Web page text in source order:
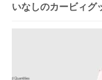
いなしのカービィグ